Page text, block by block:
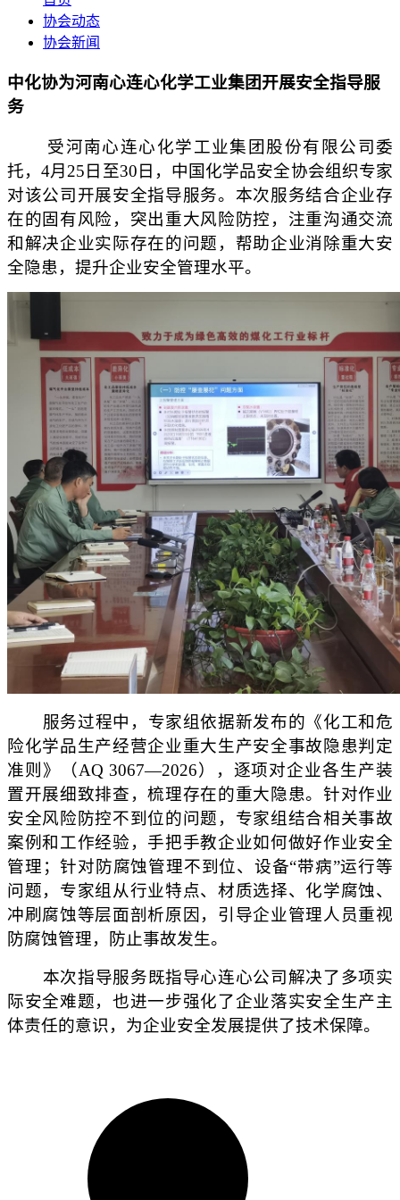
协会动态
协会新闻
中化协为河南心连心化学工业集团开展安全指导服
务
受河南心连心化学工业集团股份有限公司委
托，4月25日至30日，中国化学品安全协会组织专家
对该公司开展安全指导服务。本次服务结合企业存
在的固有风险，突出重大风险防控，注重沟通交流
和解决企业实际存在的问题，帮助企业消除重大安
全隐患，提升企业安全管理水平。
服务过程中，专家组依据新发布的《化工和危
险化学品生产经营企业重大生产安全事故隐患判定
准则》（AQ 3067—2026），逐项对企业各生产装
置开展细致排查，梳理存在的重大隐患。针对作业
安全风险防控不到位的问题，专家组结合相关事故
案例和工作经验，手把手教企业如何做好作业安全
管理；针对防腐蚀管理不到位、设备“带病”运行等
问题，专家组从行业特点、材质选择、化学腐蚀、
冲刷腐蚀等层面剖析原因，引导企业管理人员重视
防腐蚀管理，防止事故发生。
本次指导服务既指导心连心公司解决了多项实
际安全难题，也进一步强化了企业落实安全生产主
体责任的意识，为企业安全发展提供了技术保障。